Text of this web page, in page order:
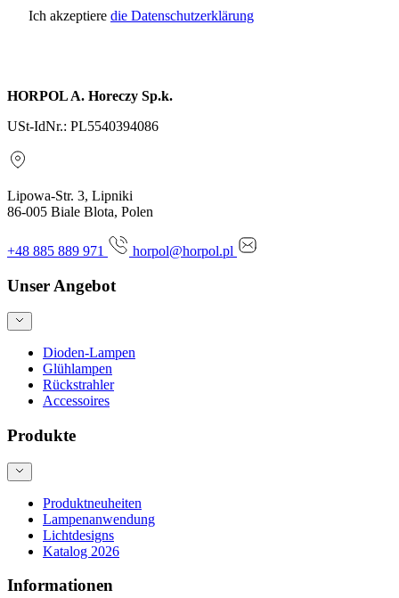
Ich akzeptiere die Datenschutzerklärung
HORPOL A. Horeczy Sp.k.
USt-IdNr.: PL5540394086
Lipowa-Str. 3, Lipniki
86-005 Biale Blota, Polen
+48 885 889 971 horpol@horpol.pl
Unser Angebot
Dioden-Lampen
Glühlampen
Rückstrahler
Accessoires
Produkte
Produktneuheiten
Lampenanwendung
Lichtdesigns
Katalog 2026
Informationen